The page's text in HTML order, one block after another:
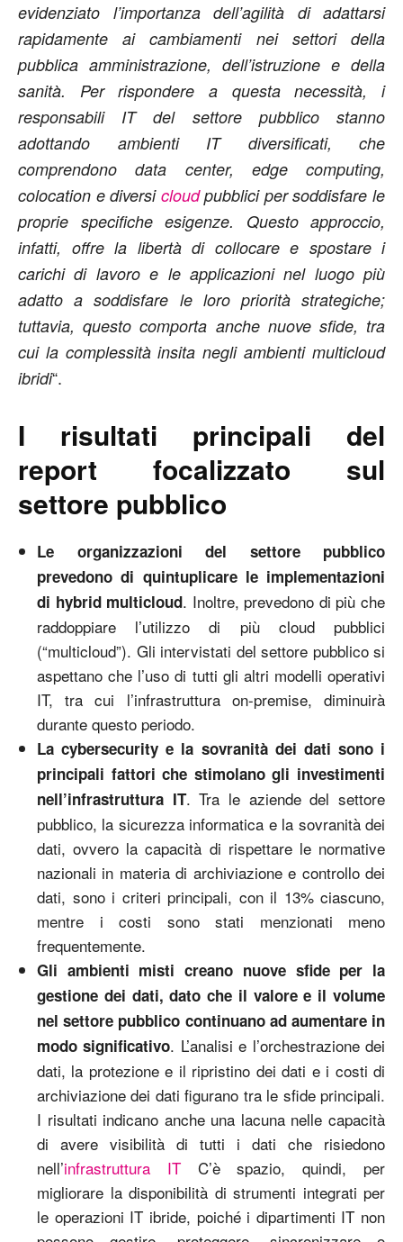
evidenziato l’importanza dell’agilità di adattarsi
rapidamente ai cambiamenti nei settori della
pubblica amministrazione, dell’istruzione e della
sanità. Per rispondere a questa necessità, i
responsabili IT del settore pubblico stanno
adottando ambienti IT diversificati, che
comprendono data center, edge computing,
colocation e diversi cloudpubblici per soddisfare le
proprie specifiche esigenze. Questo approccio,
infatti, offre la libertà di collocare e spostare i
carichi di lavoro e le applicazioni nel luogo più
adatto a soddisfare le loro priorità strategiche;
tuttavia, questo comporta anche nuove sfide, tra
cui la complessità insita negli ambienti multicloud
ibridi“.
I risultati principali del
report focalizzato sul
settore pubblico
Le organizzazioni del settore pubblico
prevedono di quintuplicare le implementazioni
di hybrid multicloud. Inoltre, prevedono di più che
raddoppiare l’utilizzo di più cloud pubblici
(“multicloud”). Gli intervistati del settore pubblico si
aspettano che l’uso di tutti gli altri modelli operativi
IT, tra cui l’infrastruttura on-premise, diminuirà
durante questo periodo.
La cybersecurity e la sovranità dei dati sono i
principali fattori che stimolano gli investimenti
nell’infrastruttura IT. Tra le aziende del settore
pubblico, la sicurezza informatica e la sovranità dei
dati, ovvero la capacità di rispettare le normative
nazionali in materia di archiviazione e controllo dei
dati, sono i criteri principali, con il 13% ciascuno,
mentre i costi sono stati menzionati meno
frequentemente.
Gli ambienti misti creano nuove sfide per la
gestione dei dati, dato che il valore e il volume
nel settore pubblico continuano ad aumentare in
modo significativo. L’analisi e l’orchestrazione dei
dati, la protezione e il ripristino dei dati e i costi di
archiviazione dei dati figurano tra le sfide principali.
I risultati indicano anche una lacuna nelle capacità
di avere visibilità di tutti i dati che risiedono
nell’infrastruttura ITC’è spazio, quindi, per
migliorare la disponibilità di strumenti integrati per
le operazioni IT ibride, poiché i dipartimenti IT non